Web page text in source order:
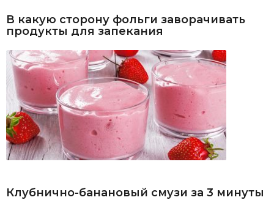
В какую сторону фольги заворачивать
продукты для запекания
Клубнично-банановый смузи за 3 минуты